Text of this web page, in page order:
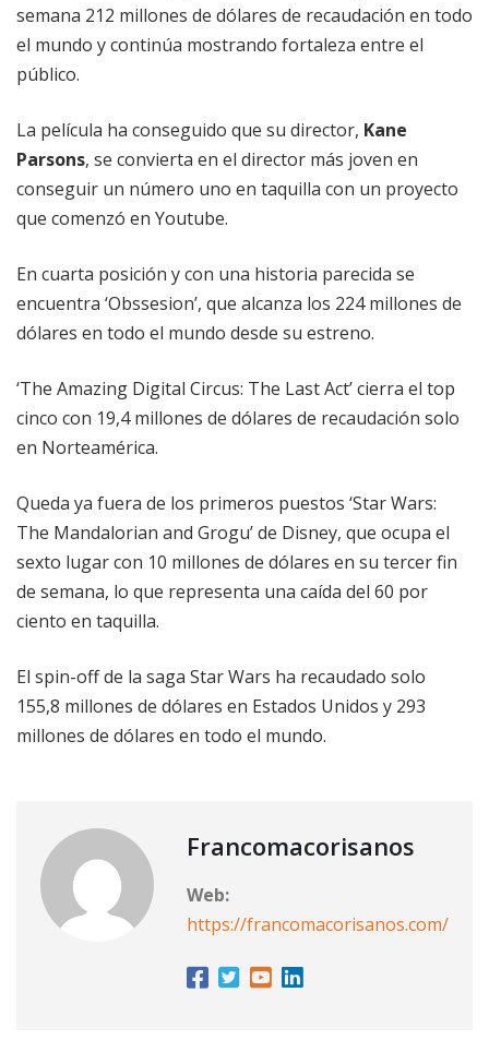
semana 212 millones de dólares de recaudación en todo
el mundo y continúa mostrando fortaleza entre el
público.
La película ha conseguido que su director, Kane
Parsons, se convierta en el director más joven en
conseguir un número uno en taquilla con un proyecto
que comenzó en Youtube.
En cuarta posición y con una historia parecida se
encuentra ‘Obssesion’, que alcanza los 224 millones de
dólares en todo el mundo desde su estreno.
‘The Amazing Digital Circus: The Last Act’ cierra el top
cinco con 19,4 millones de dólares de recaudación solo
en Norteamérica.
Queda ya fuera de los primeros puestos ‘Star Wars:
The Mandalorian and Grogu’ de Disney, que ocupa el
sexto lugar con 10 millones de dólares en su tercer fin
de semana, lo que representa una caída del 60 por
ciento en taquilla.
El spin-off de la saga Star Wars ha recaudado solo
155,8 millones de dólares en Estados Unidos y 293
millones de dólares en todo el mundo.
Francomacorisanos
Web:
https://francomacorisanos.com/